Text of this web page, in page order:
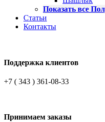
Показать все
Статьи
Контакты
Поддержка клиентов
+7 ( 343 ) 361-08-33
Принимаем заказы